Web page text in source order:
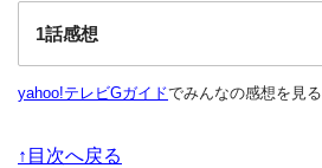
1話感想
yahoo!テレビGガイドでみんなの感想を見る
↑目次へ戻る